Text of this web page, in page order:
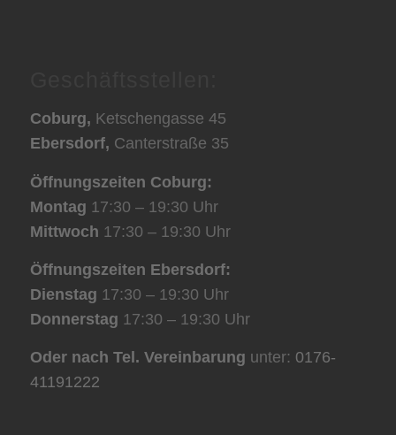
Coburg, Ketschengasse 45
Ebersdorf, Canterstraße 35
Öffnungszeiten Coburg:
Montag 17:30 – 19:30 Uhr
Mittwoch 17:30 – 19:30 Uhr
Öffnungszeiten Ebersdorf:
Dienstag 17:30 – 19:30 Uhr
Donnerstag 17:30 – 19:30 Uhr
Oder nach Tel. Vereinbarung unter: 0176-
41191222